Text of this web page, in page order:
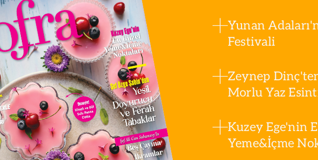
Yunan
Festivali
Zeynep
Morlu Yaz
Kuzey Ege'nin
Yeme&İçme